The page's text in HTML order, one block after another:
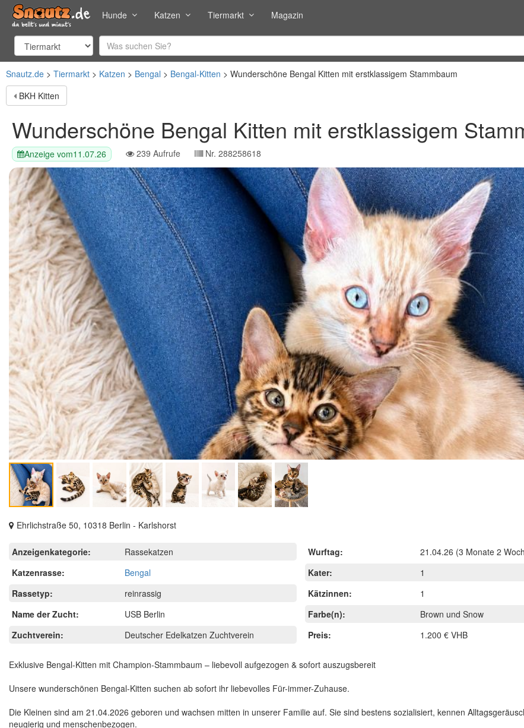
Hunde Katzen Tiermarkt Magazin
Snautz.de Tiermarkt Katzen Bengal Bengal-Kitten
Wunderschöne Bengal Kitten mit erstklassigem Stammbaum
BKH Kitten
Wunderschöne Bengal Kitten mit erstklassigem
Anzeige vom11.07.26 239 Aufrufe Nr. 288258618
Ehrlichstraße 50, 10318 Berlin - Karlshorst
Anzeigenkategorie:
Rassekatzen
Katzenrasse:
Bengal
Rassetyp:
reinrassig
Name der Zucht:
USB Berlin
Zuchtverein:
Deutscher Edelkatzen Zuchtverein
Wurftag: 21.04.26 (3 Monate 2
Kater:
1
Kätzinnen:
1
Farbe(n):
Brown und Snow
Preis:
1.200 € VHB
Exklusive Bengal-Kitten mit Champion-Stammbaum – liebevoll aufgezogen & sofort auszugsbereit
Unsere wunderschönen Bengal-Kitten suchen ab sofort ihr liebevolles Für-immer-Zuhause.
Die Kleinen sind am 21.04.2026 geboren und wachsen mitten in unserer Familie auf. Sie sind bestens sozialisiert, kennen
neugierig und menschenbezogen.